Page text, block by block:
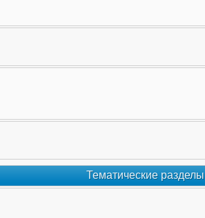
Тематические разделы